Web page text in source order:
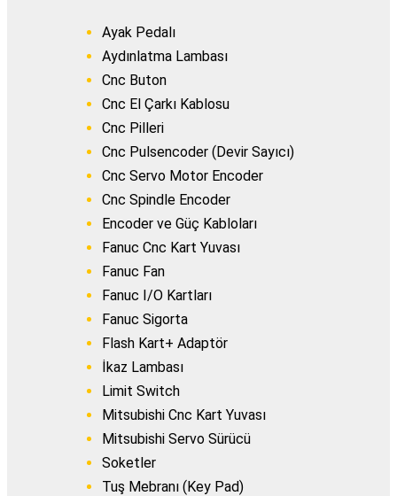
Ayak Pedalı
Aydınlatma Lambası
Cnc Buton
Cnc El Çarkı Kablosu
Cnc Pilleri
Cnc Pulsencoder (Devir Sayıcı)
Cnc Servo Motor Encoder
Cnc Spindle Encoder
Encoder ve Güç Kabloları
Fanuc Cnc Kart Yuvası
Fanuc Fan
Fanuc I/O Kartları
Fanuc Sigorta
Flash Kart+ Adaptör
İkaz Lambası
Limit Switch
Mitsubishi Cnc Kart Yuvası
Mitsubishi Servo Sürücü
Soketler
Tuş Mebranı (Key Pad)